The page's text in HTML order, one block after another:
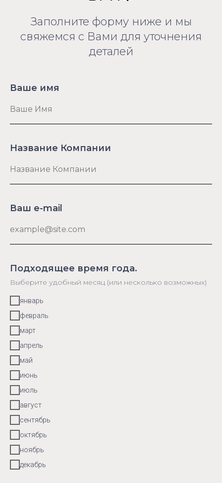
Заполните форму ниже и мы
свяжемся с Вами для уточнения
деталей
Ваше имя
Название Компании
Ваш e-mail
Подходящее время года.
Выберите удобный месяц (или несколько возможных)
январь
февраль
март
апрель
май
июнь
июль
август
сентябрь
октябрь
ноябрь
декабрь